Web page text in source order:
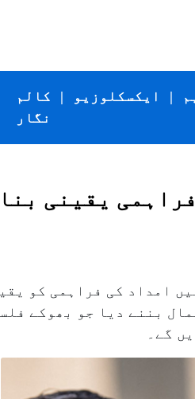
کالم
نگار
| ایکسکلوزیو |
یقینی
امداد کی فراہمی کو
بننے دیا جو بھوکے
گے۔